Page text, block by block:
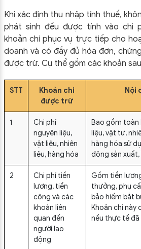
Khi xác định thu nhập tính thuế,
phát sinh đều được tính vào chi
khoản chi phục vụ trực tiếp cho
doanh và có đầy đủ hóa đơn,
được trừ. Cụ thể gồm các khoản
STT
Khoản chi
được trừ
Nội
1
Chi phí
nguyên liệu,
vật liệu, nhiên
liệu, hàng hóa
Bao gồm toàn
liệu, vật tư,
hàng hóa sử
động sản
2
Chi phí tiền
lương, tiền
công và các
khoản liên
quan đến
người lao
động
Gồm tiền
thưởng, phụ
bảo hiểm bắt
Khoản chi này
nếu thực tế đã